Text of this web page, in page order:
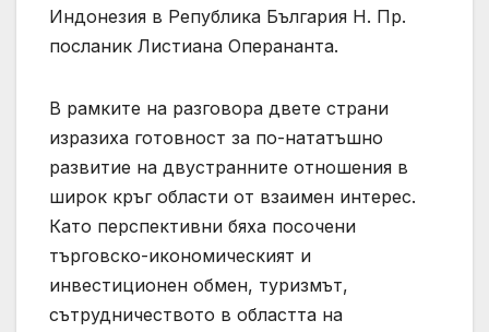
Индонезия в Република България Н. Пр.
посланик Листиана Оперананта.
В рамките на разговора двете страни
изразиха готовност за по-нататъшно
развитие на двустранните отношения в
широк кръг области от взаимен интерес.
Като перспективни бяха посочени
търговско-икономическият и
инвестиционен обмен, туризмът,
сътрудничеството в областта на